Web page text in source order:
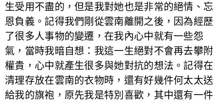
生受用不盡的，但是我對她也是非常的絕情、忘
恩負義。記得我們剛從雲南離開之後，因為經歷
了很多人事物的變遷，在我內心中就有一些怨
氣，當時我暗自想：我這一生絕對不會再去攀附
權貴，心中就產生很多與她對抗的想法。記得在
清理存放在雲南的衣物時，還有好幾件何太太送
給我的旗袍，原先我是特別喜歡，其中還有一件